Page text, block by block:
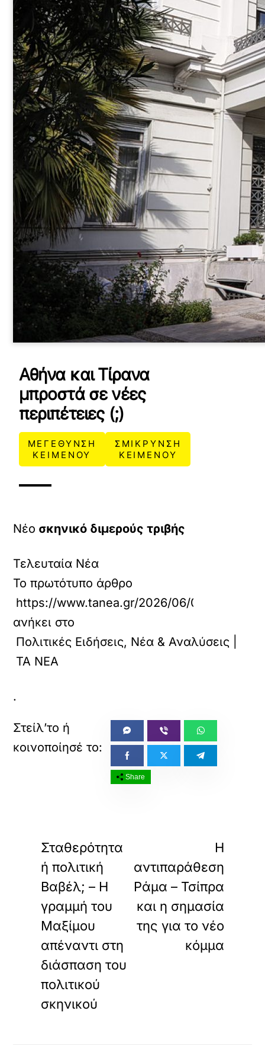
Αθήνα και Τίρανα
μπροστά σε νέες
περιπέτειες (;)
ΜΕΓΕΘΥΝΣΗ
ΚΕΙΜΕΝΟΥ
ΣΜΙΚΡΥΝΣΗ
ΚΕΙΜΕΝΟΥ
Νέο σκηνικό διμερούς τριβής
Τελευταία Νέα
Το πρωτότυπο άρθρο
https://www.tanea.gr/2026/06/02/politics/
ανήκει στο
Πολιτικές Ειδήσεις, Νέα & Αναλύσεις |
ΤΑ ΝΕΑ
.
Share
Σταθερότητα
ή πολιτική
Βαβέλ; – Η
γραμμή του
Μαξίμου
απέναντι στη
διάσπαση του
πολιτικού
σκηνικού
Η
αντιπαράθεση
Ράμα – Τσίπρα
και η σημασία
της για το νέο
κόμμα